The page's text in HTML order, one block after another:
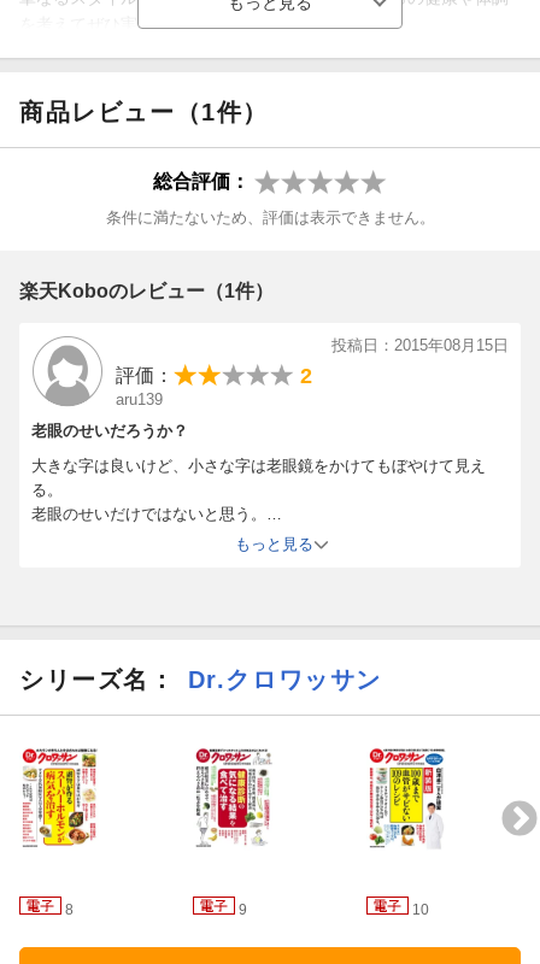
を考えてぜひ実践してください。
は、一部読みづらい場合がございます。
商品レビュー（1件）
総合評価：
条件に満たないため、評価は表示できません。
楽天Koboのレビュー（1件）
投稿日：2015年08月15日
評価： 2
aru139
老眼のせいだろうか？
大きな字は良いけど、小さな字は老眼鏡をかけてもぼやけて見え
る。
老眼のせいだけではないと思う。
パソコンで読んでいたけど、読み辛くって途中までしか読んで無く
もっと見る
シリーズ名： Dr.クロワッサン
8 9 10